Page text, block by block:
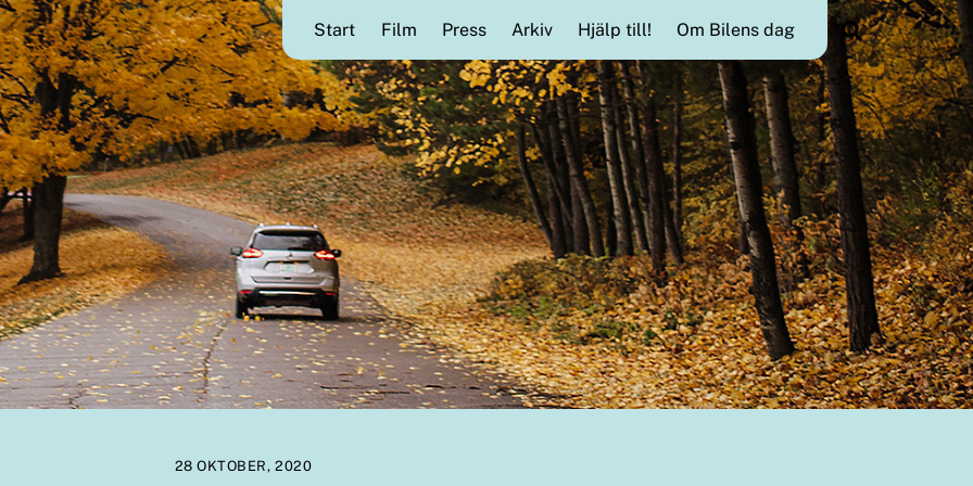
Search
Start Film Press Arkiv Hjälp till! Om Bilens dag
28 OKTOBER, 2020